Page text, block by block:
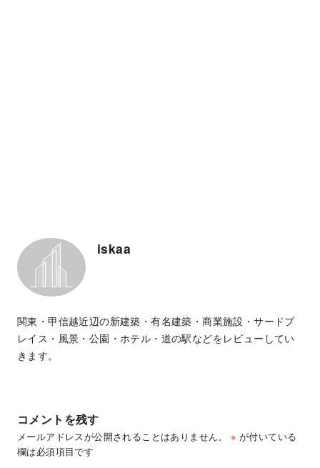
iskaa
関東・甲信越近辺の新建築・有名建築・商業施設・サードプ
レイス・風景・公園・ホテル・道の駅などをレビューしてい
きます。
コメントを残す
メールアドレスが公開されることはありません。 ※ が付いている
欄は必須項目です